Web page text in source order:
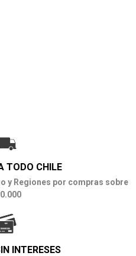
TODO CHILE
y Regiones por compras sobre
INTERESES